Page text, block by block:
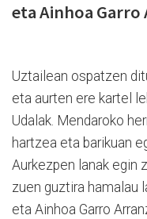
eta Ainhoa Garro
Uztailean ospatzen
eta aurten ere kartel
Udalak. Mendaroko
hartzea eta barikuan
Aurkezpen lanak egin
zuen guztira hamalau
eta Ainhoa Garro